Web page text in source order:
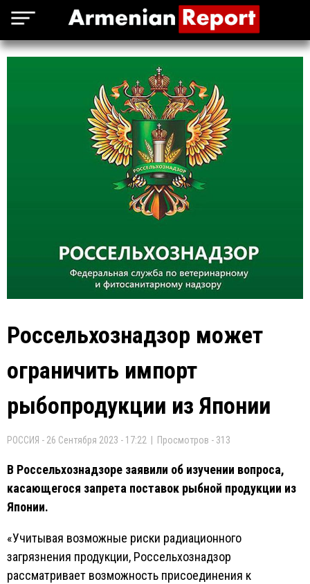
Россельхознадзор может
ограничить импорт
рыбопродукции из Японии
РОССИЯ - 26 Сентября 2023 - 17:22 | Просмотров - 313
В Россельхознадзоре заявили об изучении вопроса,
касающегося запрета поставок рыбной продукции из
Японии.
«Учитывая возможные риски радиационного
загрязнения продукции, Россельхознадзор
рассматривает возможность присоединения к